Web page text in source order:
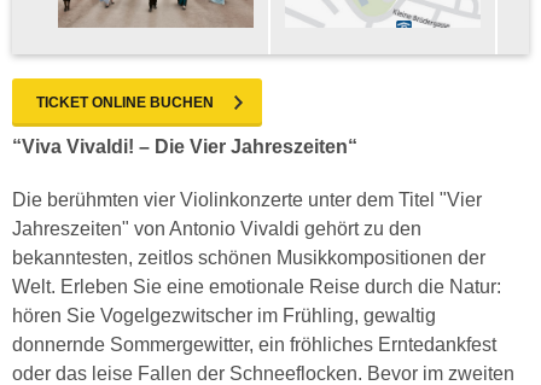
TICKET ONLINE BUCHEN
“Viva Vivaldi! – Die Vier Jahreszeiten“
Die berühmten vier Violinkonzerte unter dem Titel "Vier
Jahreszeiten" von Antonio Vivaldi gehört zu den
bekanntesten, zeitlos schönen Musikkompositionen der
Welt. Erleben Sie eine emotionale Reise durch die Natur:
hören Sie Vogelgezwitscher im Frühling, gewaltig
donnernde Sommergewitter, ein fröhliches Erntedankfest
oder das leise Fallen der Schneeflocken. Bevor im zweiten